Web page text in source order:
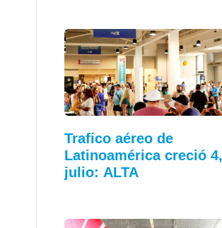
Trafico aéreo de
Latinoamérica creció
julio: ALTA